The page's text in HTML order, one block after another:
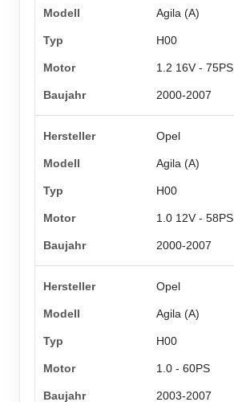
Agila (A)
H00
1.2 16V - 75PS
2000-2007
Opel
Agila (A)
H00
1.0 12V - 58PS
2000-2007
Opel
Agila (A)
H00
1.0 - 60PS
2003-2007